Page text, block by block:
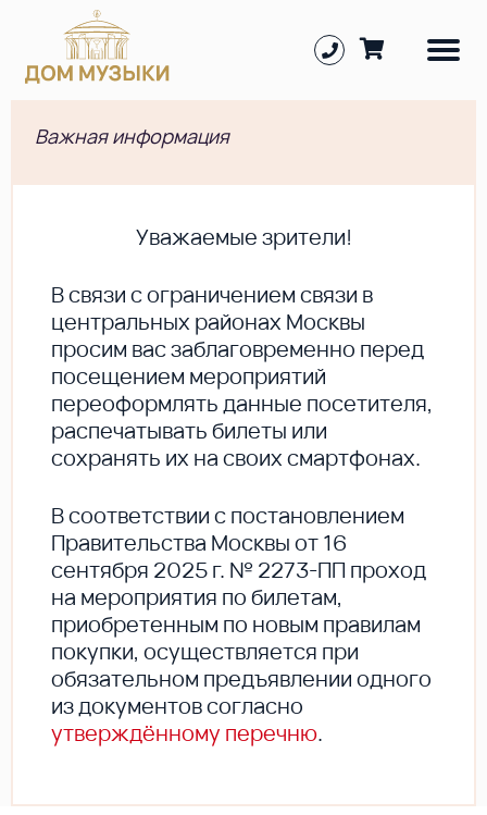
Важная информация
Уважаемые зрители!
В cвязи с ограничением связи в
центральных районах Москвы
просим вас заблаговременно перед
посещением мероприятий
переоформлять данные посетителя,
распечатывать билеты или
сохранять их на своих смартфонах.
В соответствии с постановлением
Правительства Москвы от 16
сентября 2025 г. № 2273-ПП проход
на мероприятия по билетам,
приобретенным по новым правилам
покупки, осуществляется при
обязательном предъявлении одного
из документов согласно
утверждённому перечню.